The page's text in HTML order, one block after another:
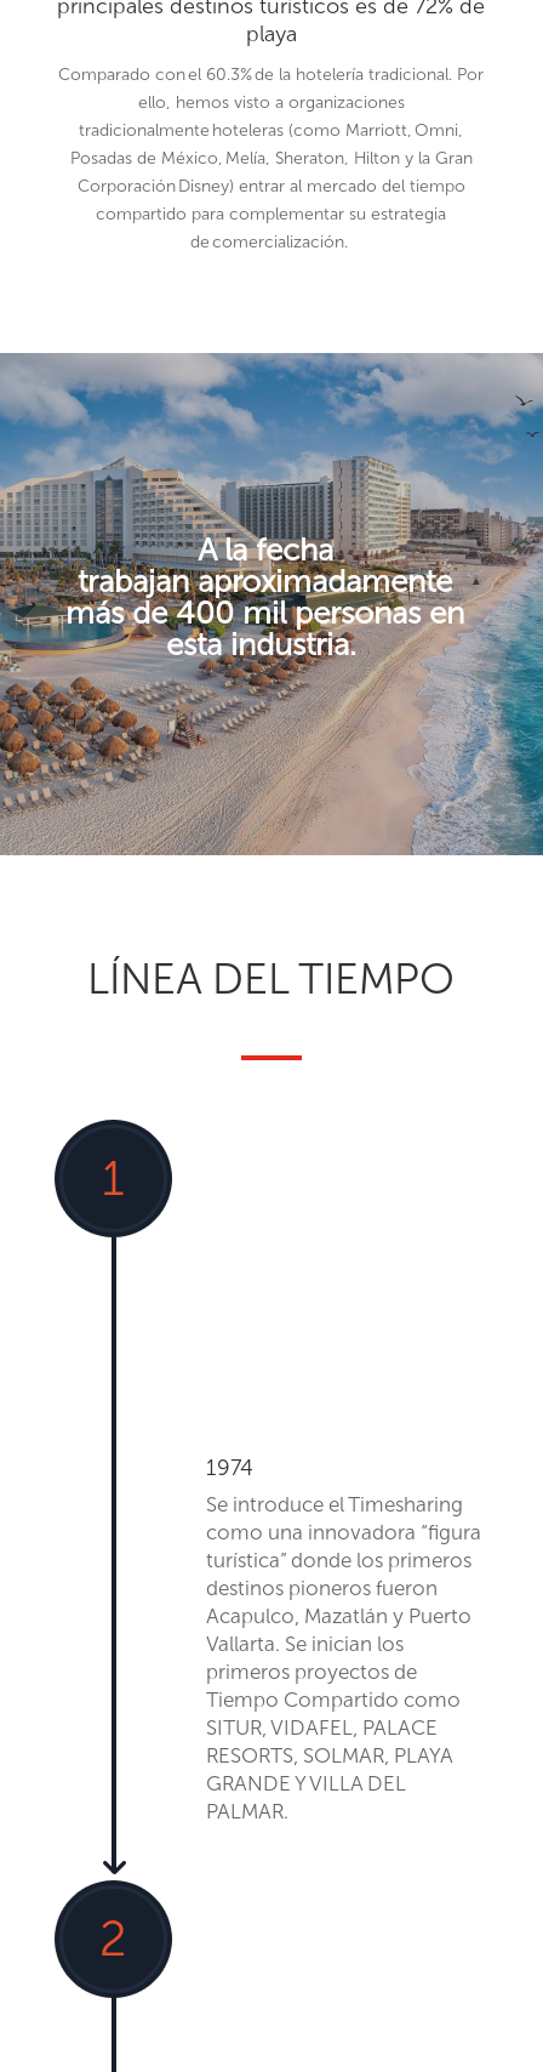
principales destinos turísticos es de 72% de
playa
Comparado con el 60.3%de la hotelería tradicional. Por
ello, hemos visto a organizaciones
tradicionalmente hoteleras (como Marriott,Omni,
Posadas de México, Melía, Sheraton, Hilton y la Gran
Corporación Disney) entrar al mercado del tiempo
compartido para complementar su estrategia
de comercialización.
A la fecha
trabajan aproximadamente
más de 400 mil personas en
esta industria.​
LÍNEA DEL TIEMPO
1
1974
Se introduce el Timesharing
como una innovadora “figura
turística” dondelos primeros
destinos pioneros fueron
Acapulco , Mazatlán y Puerto
Vallarta. Se inician los
primeros proyectos de
Tiempo Compartido como
SITUR, VIDAFEL, PALACE
RESORTS, SOLMAR, PLAYA
GRANDE Y VILLA DEL
PALMAR.
2